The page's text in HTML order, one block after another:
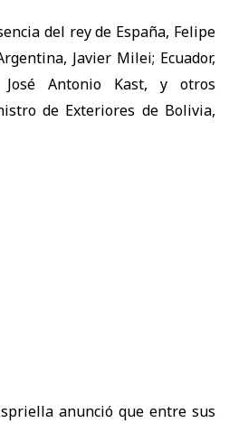
del rey de España, Felipe
Javier Milei; Ecuador,
Antonio Kast, y otros
de Exteriores de Bolivia,
anunció que entre sus